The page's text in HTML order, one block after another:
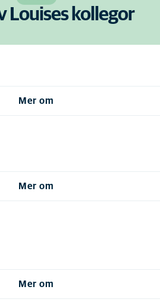
Louises kollegor
Mer om
Mer om
Mer om